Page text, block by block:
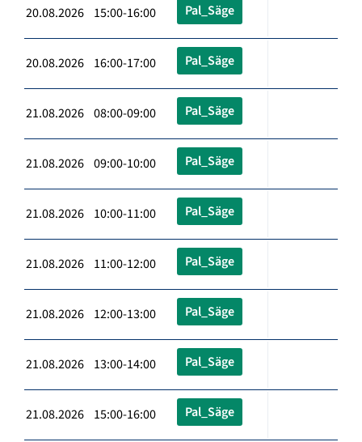
20.08.2026 15:00-16:00 Pal_Säge
20.08.2026 16:00-17:00 Pal_Säge
21.08.2026 08:00-09:00 Pal_Säge
21.08.2026 09:00-10:00 Pal_Säge
21.08.2026 10:00-11:00 Pal_Säge
21.08.2026 11:00-12:00 Pal_Säge
21.08.2026 12:00-13:00 Pal_Säge
21.08.2026 13:00-14:00 Pal_Säge
21.08.2026 15:00-16:00 Pal_Säge